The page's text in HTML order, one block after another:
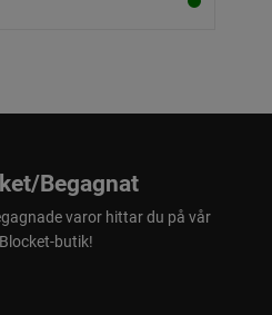
Begagnat
varor hittar du på vår
Blocket-butik!